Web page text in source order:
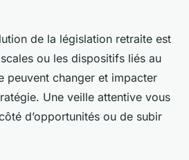
de la législation retraite est
ou les dispositifs liés au
peuvent changer et impacter
Une veille attentive vous
d’opportunités ou de subir